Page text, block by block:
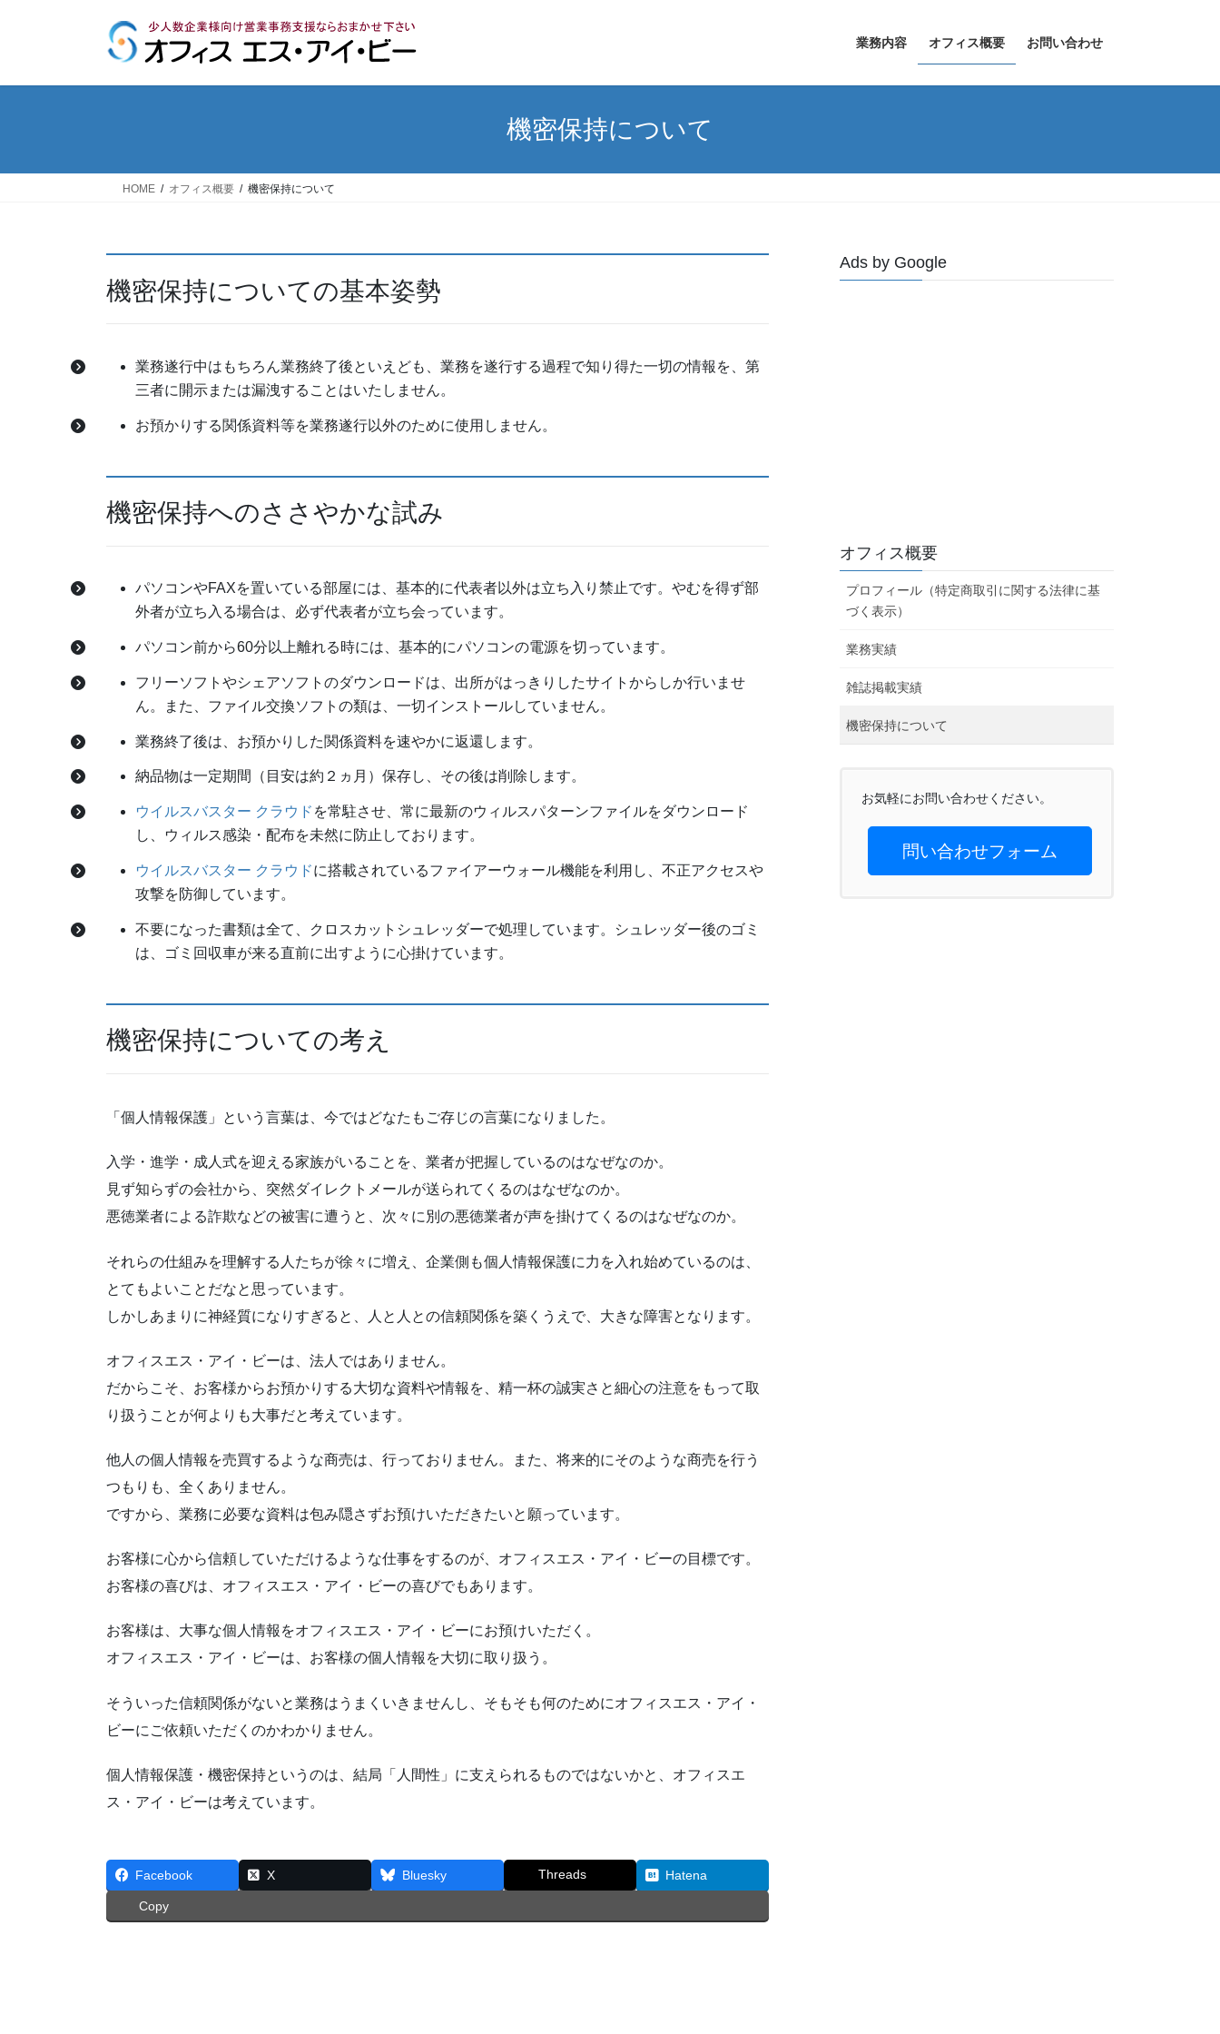
業務内容 オフィス概要 お問い合わせ
機密保持について
HOME オフィス概要 機密保持について
機密保持についての基本姿勢
業務遂行中はもちろん業務終了後といえども、業務を遂行する過程で知り得た一切の情報を、第
三者に開示または漏洩することはいたしません。
お預かりする関係資料等を業務遂行以外のために使用しません。
機密保持へのささやかな試み
パソコンやFAXを置いている部屋には、基本的に代表者以外は立ち入り禁止です。やむを得ず部
外者が立ち入る場合は、必ず代表者が立ち会っています。
パソコン前から60分以上離れる時には、基本的にパソコンの電源を切っています。
フリーソフトやシェアソフトのダウンロードは、出所がはっきりしたサイトからしか行いませ
ん。また、ファイル交換ソフトの類は、一切インストールしていません。
業務終了後は、お預かりした関係資料を速やかに返還します。
納品物は一定期間（目安は約２ヵ月）保存し、その後は削除します。
ウイルスバスター クラウド を常駐させ、常に最新のウィルスパターンファイルをダウンロード
し、ウィルス感染・配布を未然に防止しております。
ウイルスバスター クラウドに搭載されているファイアーウォール機能を利用し、不正アクセスや
攻撃を防御しています。
不要になった書類は全て、クロスカットシュレッダーで処理しています。シュレッダー後のゴミ
は、ゴミ回収車が来る直前に出すように心掛けています。
機密保持についての考え
「個人情報保護」という言葉は、今ではどなたもご存じの言葉になりました。
入学・進学・成人式を迎える家族がいることを、業者が把握しているのはなぜなのか。
見ず知らずの会社から、突然ダイレクトメールが送られてくるのはなぜなのか。
悪徳業者による詐欺などの被害に遭うと、次々に別の悪徳業者が声を掛けてくるのはなぜなのか。
それらの仕組みを理解する人たちが徐々に増え、企業側も個人情報保護に力を入れ始めているのは、
とてもよいことだなと思っています。
しかしあまりに神経質になりすぎると、人と人との信頼関係を築くうえで、大きな障害となります。
オフィスエス・アイ・ビーは、法人ではありません。
だからこそ、お客様からお預かりする大切な資料や情報を、精一杯の誠実さと細心の注意をもって取
り扱うことが何よりも大事だと考えています。
他人の個人情報を売買するような商売は、行っておりません。また、将来的にそのような商売を行う
つもりも、全くありません。
ですから、業務に必要な資料は包み隠さずお預けいただきたいと願っています。
お客様に心から信頼していただけるような仕事をするのが、オフィスエス・アイ・ビーの目標です。
お客様の喜びは、オフィスエス・アイ・ビーの喜びでもあります。
お客様は、大事な個人情報をオフィスエス・アイ・ビーにお預けいただく。
オフィスエス・アイ・ビーは、お客様の個人情報を大切に取り扱う。
そういった信頼関係がないと業務はうまくいきませんし、そもそも何のためにオフィスエス・アイ・
ビーにご依頼いただくのかわかりません。
個人情報保護・機密保持というのは、結局「人間性」に支えられるものではないかと、オフィスエ
ス・アイ・ビーは考えています。
Facebook X Bluesky Threads Hatena
Copy
Ads by Google
オフィス概要
プロフィール（特定商取引に関する法律に基
づく表示）
業務実績
雑誌掲載実績
機密保持について
お気軽にお問い合わせください。
問い合わせフォーム